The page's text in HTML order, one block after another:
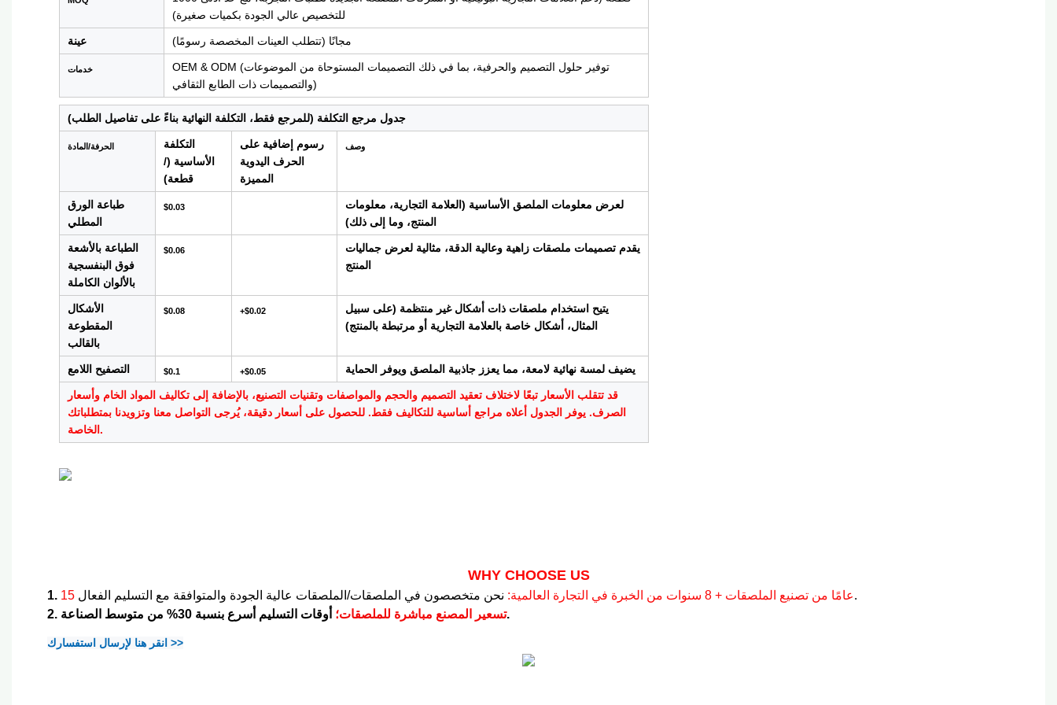
للتخصيص عالي الجودة بكميات صغيرة)
عينة مجانًا (تتطلب العينات المخصصة رسومًا)
خدمات
OEM & ODM (توفير حلول التصميم والحرفية، بما في ذلك التصميمات المستوحاة من الموضوعات
والتصميمات ذات الطابع الثقافي)
جدول مرجع التكلفة (للمرجع فقط، التكلفة النهائية بناءً على تفاصيل الطلب)
الحرفة/المادة
التكلفة
الأساسية (/
قطعة)
رسوم إضافية على
الحرف اليدوية
المميزة
وصف
طباعة الورق
المطلي
$0.03
لعرض معلومات الملصق الأساسية (العلامة التجارية، معلومات
المنتج، وما إلى ذلك)
الطباعة بالأشعة
فوق البنفسجية
بالألوان الكاملة
$0.06
يقدم تصميمات ملصقات زاهية وعالية الدقة، مثالية لعرض جماليات
المنتج
الأشكال
المقطوعة
بالقالب
$0.08 +$0.02
يتيح استخدام ملصقات ذات أشكال غير منتظمة (على سبيل
المثال، أشكال خاصة بالعلامة التجارية أو مرتبطة بالمنتج)
التصفيح اللامع $0.1 +$0.05 يضيف لمسة نهائية لامعة، مما يعزز جاذبية الملصق ويوفر الحماية
قد تتقلب الأسعار تبعًا لاختلاف تعقيد التصميم والحجم والمواصفات وتقنيات التصنيع، بالإضافة إلى تكاليف المواد الخام وأسعار
الصرف. يوفر الجدول أعلاه مراجع أساسية للتكاليف فقط. للحصول على أسعار دقيقة، يُرجى التواصل معنا وتزويدنا بمتطلباتك
الخاصة.
WHY CHOOSE US
1. 15 عامًا من تصنيع الملصقات + 8 سنوات من الخبرة في التجارة العالمية:نحن متخصصون في الملصقات/الملصقات عالية الجودة والمتوافقة مع التسليم الفعال.
2.
تسعير المصنع مباشرة للملصقات؛أوقات التسليم أسرع بنسبة 30% من متوسط ​​الصناعة.
انقر هنا لإرسال استفسارك >>